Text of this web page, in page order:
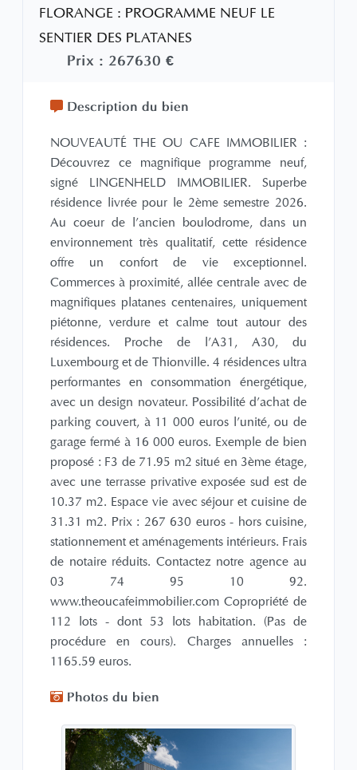
FLORANGE : PROGRAMME NEUF LE
SENTIER DES PLATANES
Prix : 267630 €
Description du bien
NOUVEAUTÉ THE OU CAFE IMMOBILIER :
Découvrez ce magnifique programme neuf,
signé LINGENHELD IMMOBILIER. Superbe
résidence livrée pour le 2ème semestre 2026.
Au coeur de l'ancien boulodrome, dans un
environnement très qualitatif, cette résidence
offre un confort de vie exceptionnel.
Commerces à proximité, allée centrale avec de
magnifiques platanes centenaires, uniquement
piétonne, verdure et calme tout autour des
résidences. Proche de l'A31, A30, du
Luxembourg et de Thionville. 4 résidences ultra
performantes en consommation énergétique,
avec un design novateur. Possibilité d'achat de
parking couvert, à 11 000 euros l'unité, ou de
garage fermé à 16 000 euros. Exemple de bien
proposé : F3 de 71.95 m2 situé en 3ème étage,
avec une terrasse privative exposée sud est de
10.37 m2. Espace vie avec séjour et cuisine de
31.31 m2. Prix : 267 630 euros - hors cuisine,
stationnement et aménagements intérieurs. Frais
de notaire réduits. Contactez notre agence au
03 74 95 10 92.
www.theoucafeimmobilier.com Copropriété de
112 lots - dont 53 lots habitation. (Pas de
procédure en cours). Charges annuelles :
1165.59 euros.
Photos du bien